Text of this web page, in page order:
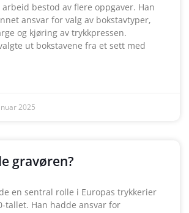
arbeid bestod av flere oppgaver. Han
ansvar for valg av bokstavtyper,
og kjøring av trykkpressen.
ut bokstavene fra et sett med
2025
gravøren?
en sentral rolle i Europas trykkerier
tallet. Han hadde ansvar for